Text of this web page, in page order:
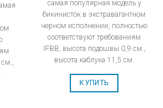
самая популярная модель у
бикинисток в экстравагантном
черном исполнении, полностью
соответствуют требованиям
IFBB, высота подошвы 0,9 см.,
высота каблука 11,5 см.
КУПИТЬ